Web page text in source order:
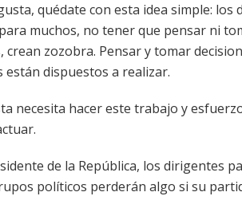
quédate con esta idea simple:
muchos, no tener que pensar ni
crean zozobra. Pensar y tomar
dispuestos a realizar.
necesita hacer este trabajo y
de la República, los dirigentes
políticos perderán algo si su